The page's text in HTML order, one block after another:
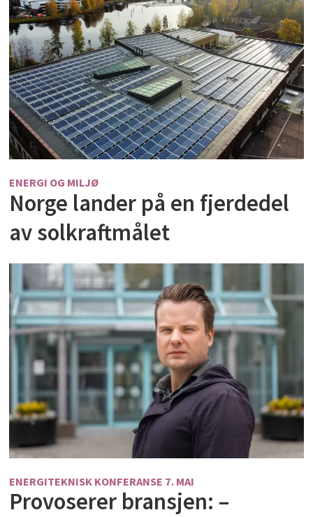
ENERGI OG MILJØ
Norge lander på en fjerdedel
av solkraftmålet
ENERGITEKNISK KONFERANSE 7. MAI
Provoserer bransjen: –